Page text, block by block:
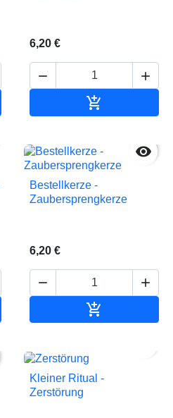
6,20 €
 


Bestellkerze -
Zaubersprengkerze
6,20 €
 

Kleiner Ritual -
Zerstörung